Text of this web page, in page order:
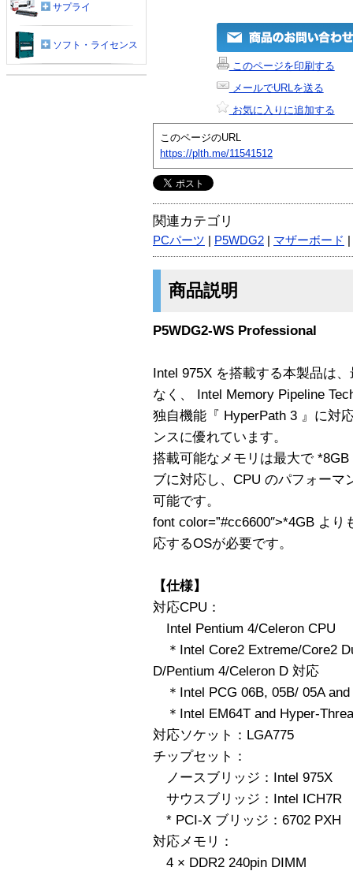
このページを印刷する
メールでURLを送る
お気に入りに追加する
このページのURL
https://plth.me/11541512
関連カテゴリ
PCパーツ P5WDG2 マザーボード
商品説明
P5WDG2-WS Professional
Intel 975X を搭載する本製品は
なく、 Intel Memory Pipeline
独自機能『 HyperPath 3 』に対
ンスに優れています。
搭載可能なメモリは最大で
ブに対応し、CPU のパフォーマ
可能です。
font color=”#cc6600″>*4GB よ
応するOSが必要です。
【仕様】
対応CPU：
Intel Pentium 4/Celeron CPU
＊Intel Core2 Extreme/Core2
D/Pentium 4/Celeron D 対応
＊Intel PCG 06B, 05B/ 05A
＊Intel EM64T and Hyper-
対応ソケット：LGA775
チップセット：
ノースブリッジ：Intel 975X
サウスブリッジ：Intel ICH7R
* PCI-X ブリッジ：6702 PXH
対応メモリ：
4 × DDR2 240pin DIMM
サプライ
ソフト・ライセンス